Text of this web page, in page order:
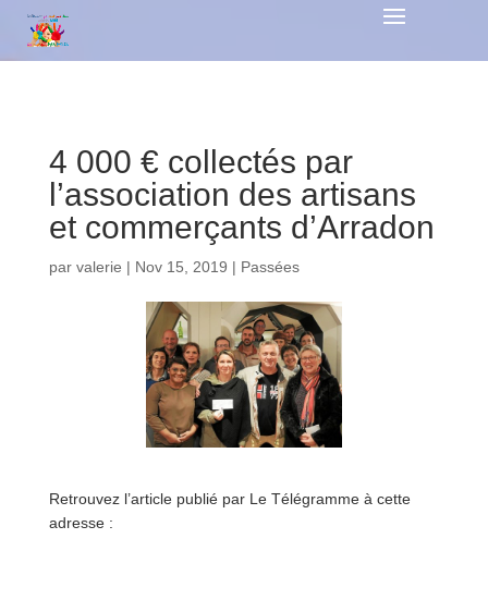
4 000 € collectés par
l’association des artisans
et commerçants d’Arradon
par valerie | Nov 15, 2019 | Passées
Retrouvez l’article publié par Le Télégramme à cette
adresse :